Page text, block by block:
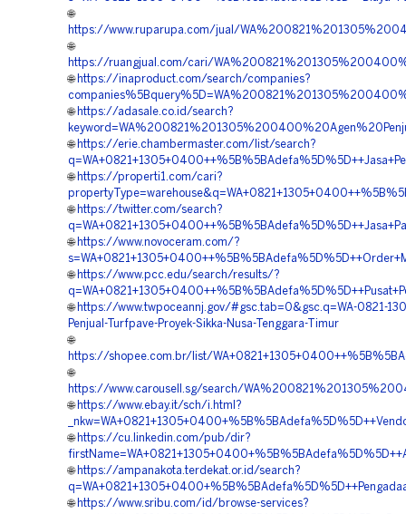
🌐
https://www.ruparupa.com/jual/
🌐
https://ruangjual.com/cari/
🌐 https://inaproduct.com/search/companies?
🌐 https://adasale.co.id/search?
🌐 https://erie.chambermaster.com/list/search?
🌐 https://properti1.com/cari?
🌐 https://twitter.com/search?
🌐 https://www.novoceram.com/?
🌐 https://www.pcc.edu/search/results/?
🌐 https://www.twpoceannj.gov/#gsc.tab=0&gsc.q=WA-0821-
Penjual-Turfpave-Proyek-Sikka-Nusa-Tenggara-Timur
🌐
https://shopee.com.br/list/
🌐
https://www.carousell.sg/search/
🌐 https://www.ebay.it/sch/i.html?
🌐 https://cu.linkedin.com/pub/dir?
🌐 https://ampanakota.terdekat.or.id/search?
🌐 https://www.sribu.com/id/browse-services?